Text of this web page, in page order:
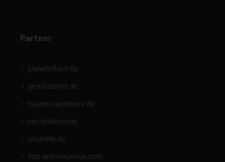
Partner
planetoftech.de
gesündernet.de
businessandmore.de
netzathleten.de
urbanlife.de
fast-and-luxurious.com